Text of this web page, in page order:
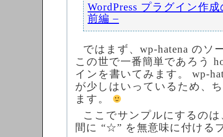
WordPress プラグイン作
前編 –
ではまず、wp-hatena のソ
この世で一番簡単であろう
インを書いてみます。 wp-
が少しはいっているため、
ます。
ここでサンプルにするのは
間に “☆” を無意味に付ける